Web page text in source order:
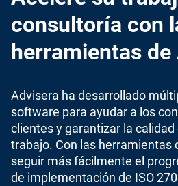
consultoría con
herramientas de
Advisera ha desarrollado
software para ayudar a los
clientes y garantizar la
trabajo. Con las herramientas
seguir más fácilmente el
de implementación de ISO